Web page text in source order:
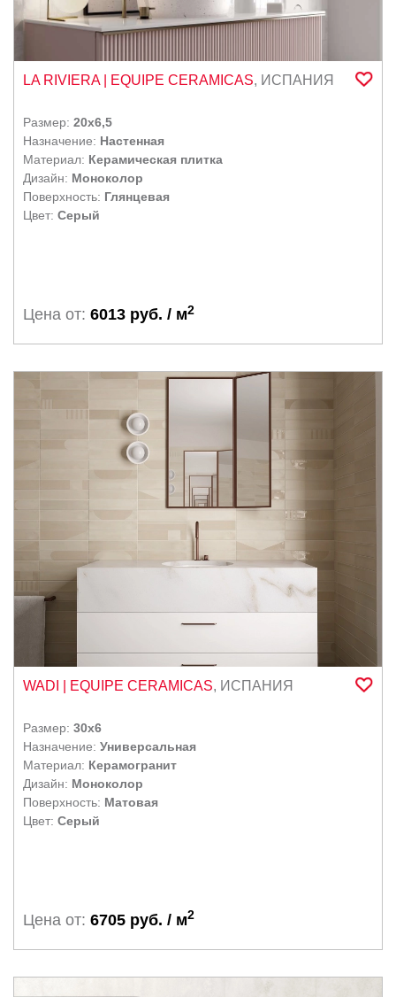
LA RIVIERA | EQUIPE CERAMICAS, ИСПАНИЯ
Размер: 20x6,5
Назначение: Настенная
Материал: Керамическая плитка
Дизайн: Моноколор
Поверхность: Глянцевая
Цвет: Серый
Цена от: 6013 руб. / м2
WADI | EQUIPE CERAMICAS, ИСПАНИЯ
Размер: 30x6
Назначение: Универсальная
Материал: Керамогранит
Дизайн: Моноколор
Поверхность: Матовая
Цвет: Серый
Цена от: 6705 руб. / м2